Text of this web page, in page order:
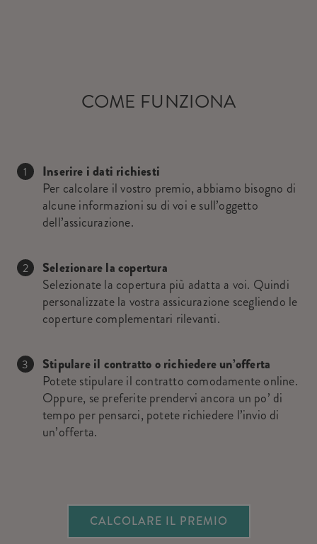
COME FUNZIONA
Inserire i dati richiesti
Per calcolare il vostro premio, abbiamo bisogno di
alcune informazioni su di voi e sull’oggetto
dell’assicurazione.
Selezionare la copertura
Selezionate la copertura più adatta a voi. Quindi
personalizzate la vostra assicurazione scegliendo le
coperture complementari rilevanti.
Stipulare il contratto o richiedere un’offerta
Potete stipulare il contratto comodamente online.
Oppure, se preferite prendervi ancora un po’ di
tempo per pensarci, potete richiedere l’invio di
un’offerta.
CALCOLARE IL PREMIO